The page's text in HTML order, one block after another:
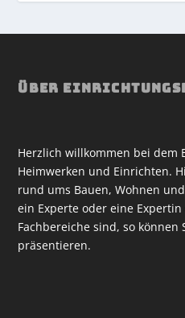
ÜBER
Herzlich willkommen bei dem
Heimwerken und Einrichten.
rund ums Bauen, Wohnen
ein Experte oder eine
Fachbereiche sind, so können
präsentieren.